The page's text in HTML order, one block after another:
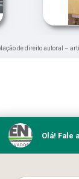
de direito autoral –
Olá! Fale